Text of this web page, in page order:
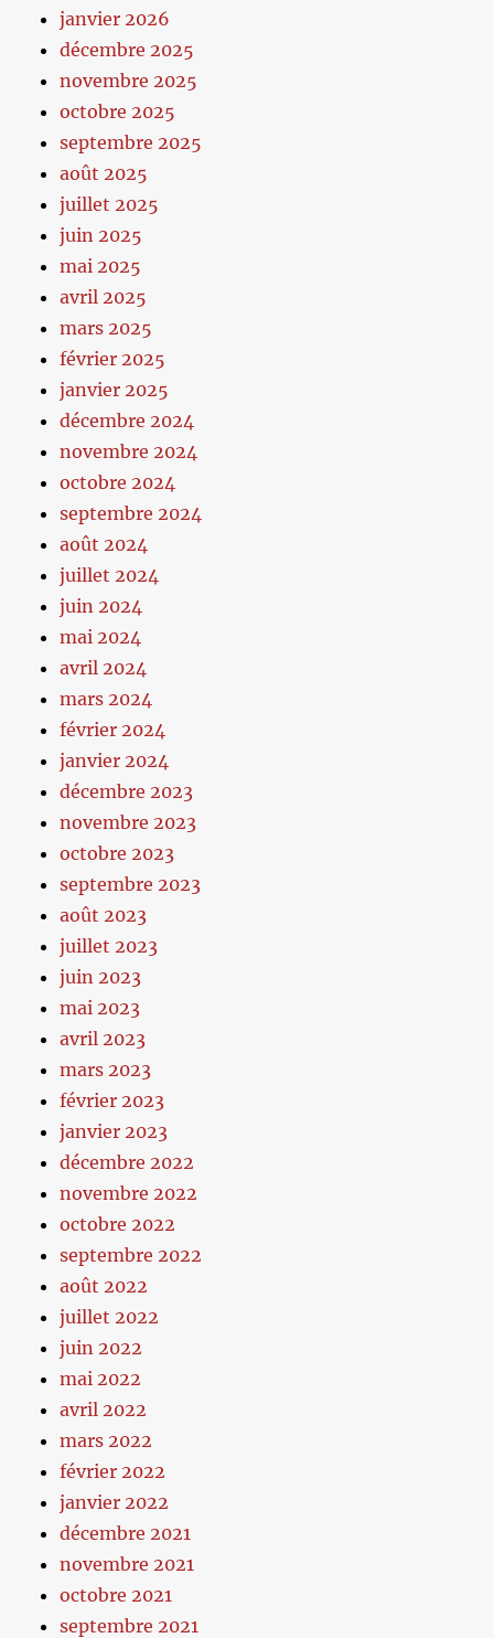
janvier 2026
décembre 2025
novembre 2025
octobre 2025
septembre 2025
août 2025
juillet 2025
juin 2025
mai 2025
avril 2025
mars 2025
février 2025
janvier 2025
décembre 2024
novembre 2024
octobre 2024
septembre 2024
août 2024
juillet 2024
juin 2024
mai 2024
avril 2024
mars 2024
février 2024
janvier 2024
décembre 2023
novembre 2023
octobre 2023
septembre 2023
août 2023
juillet 2023
juin 2023
mai 2023
avril 2023
mars 2023
février 2023
janvier 2023
décembre 2022
novembre 2022
octobre 2022
septembre 2022
août 2022
juillet 2022
juin 2022
mai 2022
avril 2022
mars 2022
février 2022
janvier 2022
décembre 2021
novembre 2021
octobre 2021
septembre 2021